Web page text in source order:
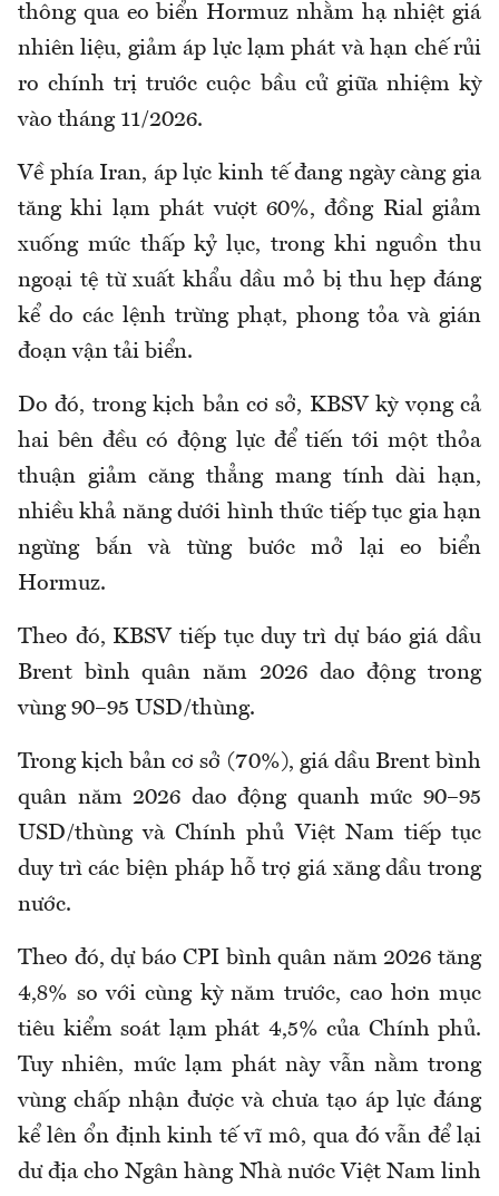
thông qua eo biển Hormuz nhằm hạ nhiệt giá
nhiên liệu, giảm áp lực lạm phát và hạn chế rủi
ro chính trị trước cuộc bầu cử giữa nhiệm kỳ
vào tháng 11/2026.
Về phía Iran, áp lực kinh tế đang ngày càng gia
tăng khi lạm phát vượt 60%, đồng Rial giảm
xuống mức thấp kỷ lục, trong khi nguồn thu
ngoại tệ từ xuất khẩu dầu mỏ bị thu hẹp đáng
kể do các lệnh trừng phạt, phong tỏa và gián
đoạn vận tải biển.
Do đó, trong kịch bản cơ sở, KBSV kỳ vọng cả
hai bên đều có động lực để tiến tới một thỏa
thuận giảm căng thẳng mang tính dài hạn,
nhiều khả năng dưới hình thức tiếp tục gia hạn
ngừng bắn và từng bước mở lại eo biển
Hormuz.
Theo đó, KBSV tiếp tục duy trì dự báo giá dầu
Brent bình quân năm 2026 dao động trong
vùng 90–95 USD/thùng.
Trong kịch bản cơ sở (70%), giá dầu Brent bình
quân năm 2026 dao động quanh mức 90–95
USD/thùng và Chính phủ Việt Nam tiếp tục
duy trì các biện pháp hỗ trợ giá xăng dầu trong
nước.
Theo đó, dự báo CPI bình quân năm 2026 tăng
4,8% so với cùng kỳ năm trước, cao hơn mục
tiêu kiểm soát lạm phát 4,5% của Chính phủ.
Tuy nhiên, mức lạm phát này vẫn nằm trong
vùng chấp nhận được và chưa tạo áp lực đáng
kể lên ổn định kinh tế vĩ mô, qua đó vẫn để lại
dư địa cho Ngân hàng Nhà nước Việt Nam linh